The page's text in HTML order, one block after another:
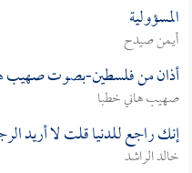
المسؤولية
أيمن صيدح
أذان من فلسطين-بصوت صهيب
صهيب هاني خطبا
إنك راجع للدنيا قلت لا أريد
خالد الراشد